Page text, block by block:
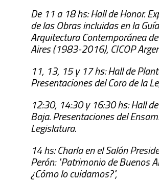
De 11 a 18 hs: Hall de Honor.
de las Obras incluidas en la
Arquitectura Contemporánea
Aires (1983-2016), CICOP
11, 13, 15 y 17 hs: Hall de
Presentaciones del Coro de la
12:30, 14:30 y 16:30 hs: Hall
Baja. Presentaciones del
Legislatura.
14 hs: Charla en el Salón
Perón: "Patrimonio de Buenos
¿Cómo lo cuidamos?",